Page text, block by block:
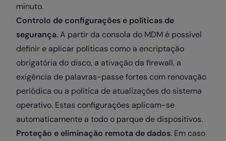
minuto.
Controlo de configurações e políticas de
segurança. A partir da consola do MDM é possível
definir e aplicar políticas como a encriptação
obrigatória do disco, a ativação da firewall, a
exigência de palavras-passe fortes com renovação
periódica ou a política de atualizações do sistema
operativo. Estas configurações aplicam-se
automaticamente a todo o parque de dispositivos.
Proteção e eliminação remota de dados. Em caso